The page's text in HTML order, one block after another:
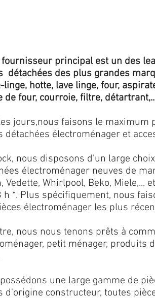
principal est un des
détachées des plus grandes
linge, hotte, lave linge, four,
de four, courroie, filtre,
jours,nous faisons le
détachées électroménager et
nous disposons d'un large
électroménager neuves de
Vedette, Whirlpool, Beko,
h *. Plus spécifiquement, nous
électroménager les plus
nous nous tenons prêts à
petit ménager, produits
une large gamme de
d'origine constructeur, toutes